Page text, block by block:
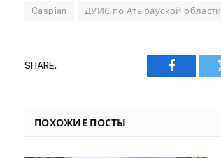
Caspian ДУИС по Атырауской области
SHARE.
Facebook
ПОХОЖИЕ ПОСТЫ